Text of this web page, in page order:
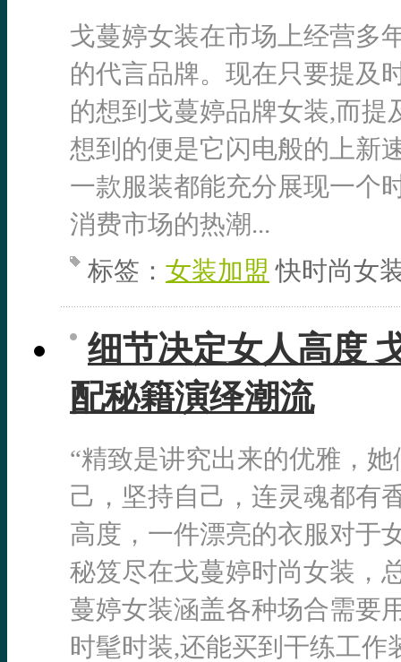
戈蔓婷女装在市场上经营多
的代言品牌。现在只要提及
的想到戈蔓婷品牌女装,而提
想到的便是它闪电般的上新
一款服装都能充分展现一个
消费市场的热潮...
标签： 女装加盟 快时尚女
细节决定女人高度
配秘籍演绎潮流
“精致是讲究出来的优雅，
己，坚持自己，连灵魂都有
高度，一件漂亮的衣服对于
秘笈尽在戈蔓婷时尚女装，
蔓婷女装涵盖各种场合需要
时髦时装,还能买到干练工作